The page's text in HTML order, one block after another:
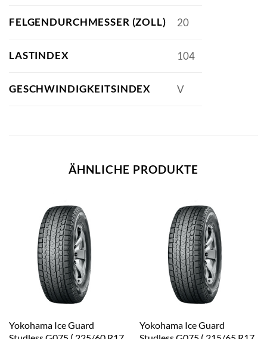
FELGENDURCHMESSER (ZOLL) 20
LASTINDEX 104
GESCHWINDIGKEITSINDEX V
ÄHNLICHE PRODUKTE
Yokohama Ice Guard
Yokohama Ice Guard